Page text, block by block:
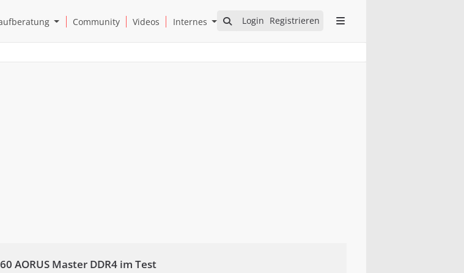
Login Registrieren
SubmenuOpen Kaufberatung Submenu
Community Videos Internes Open Internes Submenu
AORUS Master DDR4 im Test